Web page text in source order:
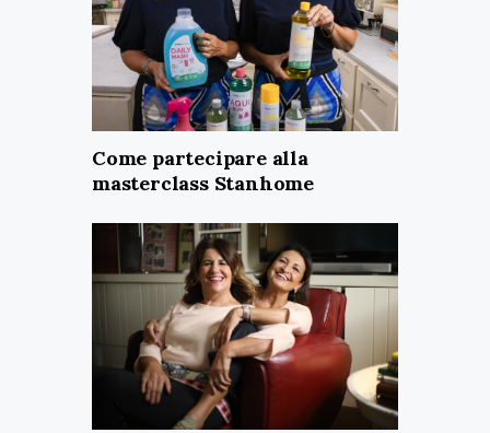
Come partecipare alla
masterclass Stanhome